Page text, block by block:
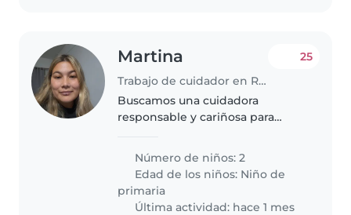
Martina
Trabajo de cuidador en Rosario
25
Buscamos una cuidadora
responsable y cariñosa para
escolar. Son niñas amigables,
independientes y tranquilas. Nos
encantaría alguien que pueda
ayudar con..
Número de niños: 2
Edad de los niños: Niño de
primaria
Última actividad: hace 1 mes